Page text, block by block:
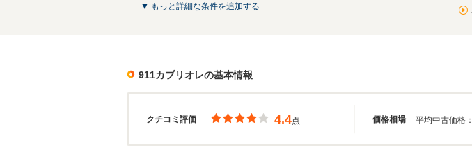
▼ もっと詳細な条件を追加する
911カブリオレの基本情報
クチコミ評価 価格相場
4.4点 平均中古価格：